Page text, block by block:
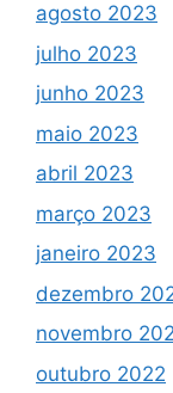
agosto 2023
julho 2023
junho 2023
maio 2023
abril 2023
março 2023
janeiro 2023
dezembro
novembro
outubro 2022